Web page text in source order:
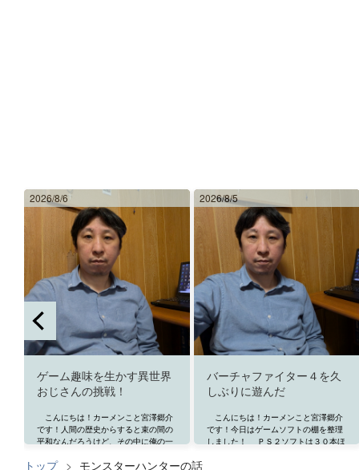
2026/8/6
ゲーム趣味を生かす異世界
おじさんの挑戦！
こんにちは！カーメンこと宮澤郷介
です！人間の歴史からすると束の間の
平和なんだろうけど、その中に俺の一
でもないけど独り暮らしの...
2026/8/5
バーチャファイター４を久
しぶりに遊んだ
こんにちは！カーメンこと宮澤郷介
です！今日はゲームソフトの棚を整理
しました！ ＰＳ２ソフトは３０本ほ
トップ > モンスターハンターの話